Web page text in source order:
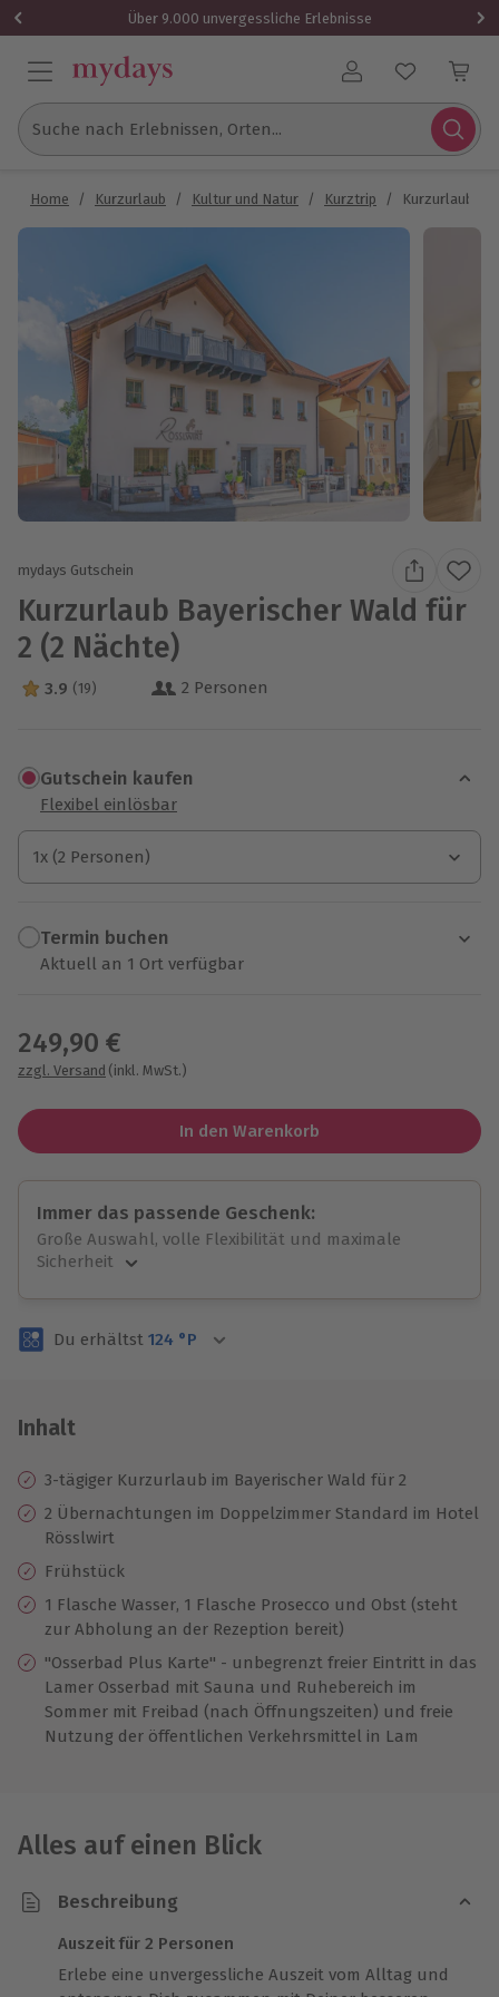
Über 9.000 unvergessliche Erlebnisse
Benutzerkonto
Suche nach Erlebnissen, Orten...
Home / Kurzurlaub / Kultur und Natur / Kurztrip / Kurzurlaub
mydays Gutschein
Kurzurlaub Bayerischer Wald für
2 (2 Nächte)
3.9 Sterne von 5 aus 19 Bewertungen
3.9 (19) 2 Personen
Gutschein kaufen
Flexibel einlösbar
1x (2 Personen)
1x (2 Personen)
1x (2 Personen)
Termin buchen
Aktuell an 1 Ort verfügbar
249,90 €
zzgl. Versand (inkl. MwSt.)
In den Warenkorb
Immer das passende Geschenk:
Große Auswahl, volle Flexibilität und maximale
Sicherheit
Volle Flexibilität
3 Jahre gültig & verlängerbar.
Du erhältst 124 °P
Inhalt
3-tägiger Kurzurlaub im Bayerischer Wald für 2
2 Übernachtungen im Doppelzimmer Standard im Hotel
Rösslwirt
Frühstück
1 Flasche Wasser, 1 Flasche Prosecco und Obst (steht
zur Abholung an der Rezeption bereit)
"Osserbad Plus Karte" - unbegrenzt freier Eintritt in das
Lamer Osserbad mit Sauna und Ruhebereich im
Sommer mit Freibad (nach Öffnungszeiten) und freie
Nutzung der öffentlichen Verkehrsmittel in Lam
Alles auf einen Blick
Beschreibung
Auszeit für 2 Personen
Erlebe eine unvergessliche Auszeit vom Alltag und